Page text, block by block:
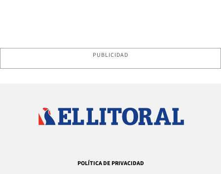
PUBLICIDAD
POLÍTICA DE PRIVACIDAD